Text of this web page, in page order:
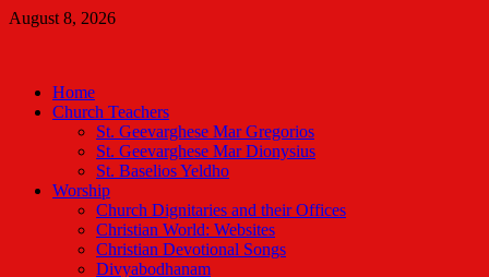
Skip
August 8, 2026
Home
Church Teachers
St. Geevarghese Mar Gregorios
St. Geevarghese Mar Dionysius
St. Baselios Yeldho
Worship
Church Dignitaries and their Offices
Christian World: Websites
Christian Devotional Songs
Divyabodhanam